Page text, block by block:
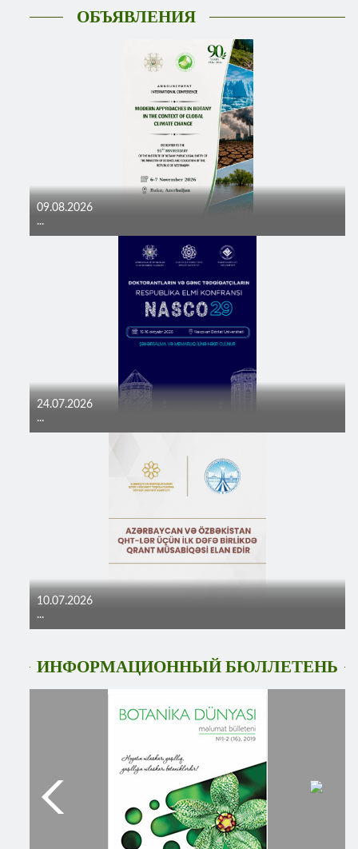
ОБЪЯВЛЕНИЯ
09.08.2026
...
24.07.2026
...
10.07.2026
...
ИНФОРМАЦИОННЫЙ БЮЛЛЕТЕНЬ